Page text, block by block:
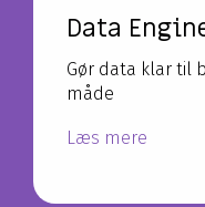
Data
Gør data klar til
måde
Læs mere